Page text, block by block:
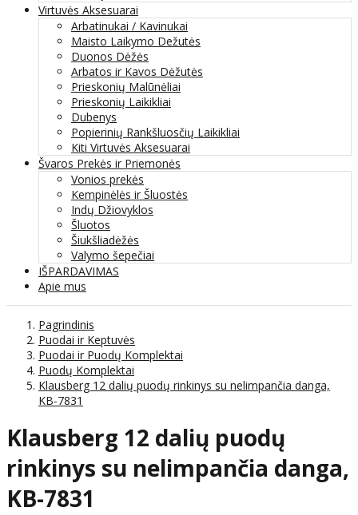
Virtuvės Aksesuarai
Arbatinukai / Kavinukai
Maisto Laikymo Dežutės
Duonos Dėžės
Arbatos ir Kavos Dėžutės
Prieskonių Malūnėliai
Prieskonių Laikikliai
Dubenys
Popierinių Rankšluosčių Laikikliai
Kiti Virtuvės Aksesuarai
Švaros Prekės ir Priemonės
Vonios prekės
Kempinėlės ir Šluostės
Indų Džiovyklos
Šluotos
Šiukšliadėžės
Valymo šepečiai
IŠPARDAVIMAS
Apie mus
Pagrindinis
Puodai ir Keptuvės
Puodai ir Puodų Komplektai
Puodų Komplektai
Klausberg 12 dalių puodų rinkinys su nelimpančia danga,
KB-7831
Klausberg 12 dalių puodų
rinkinys su nelimpančia danga,
KB-7831